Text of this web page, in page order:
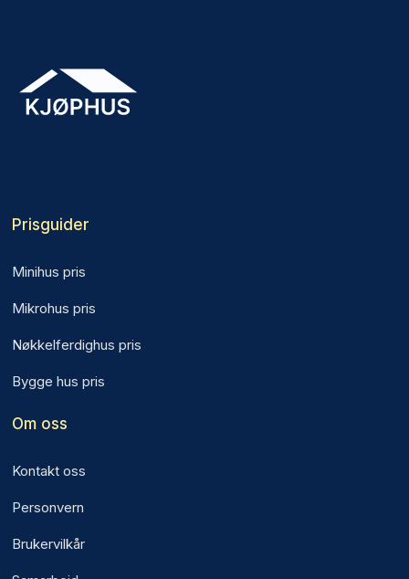
Prisguider
Minihus pris
Mikrohus pris
Nøkkelferdighus pris
Bygge hus pris
Om oss
Kontakt oss
Personvern
Brukervilkår